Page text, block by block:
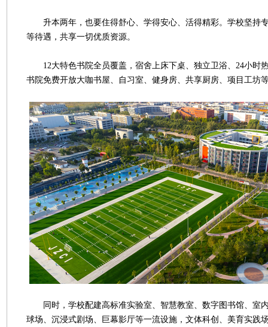
升本两年，也要住得舒心、学得安心、活得精彩。学校坚持
等待遇，共享一切优质资源。
12大特色书院全员覆盖，宿舍上床下桌、独立卫浴、24小时
书院免费开放大咖书屋、自习室、健身房、共享厨房、项目工坊
同时，学校配建高标准实验室、智慧教室、数字图书馆、室
球场、沉浸式剧场、巨幕影厅等一流设施，文体科创、美育实践